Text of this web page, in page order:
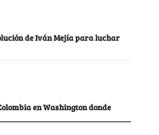
de Iván Mejía para luchar
en Washington donde